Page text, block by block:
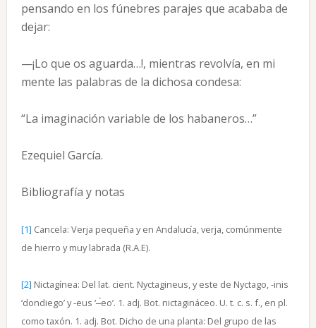
pensando en los fúnebres parajes que acababa de
dejar:
—¡Lo que os aguarda…!, mientras revolvía, en mi
mente las palabras de la dichosa condesa:
“La imaginación variable de los habaneros…”
Ezequiel García.
Bibliografía y notas
[1] Cancela: Verja pequeña y en Andalucía, verja, comúnmente
de hierro y muy labrada (R.A.E).
[2] Nictagínea: Del lat. cient. Nyctagineus, y este de Nyctago, -inis
‘dondiego’ y -eus ‘‒́eo’. 1. adj. Bot. nictagináceo. U. t. c. s. f., en pl.
como taxón. 1. adj. Bot. Dicho de una planta: Del grupo de las